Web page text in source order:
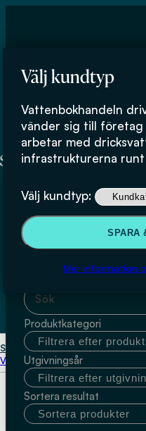
Välj kundtyp
Vattenbokhandeln
vänder sig till företag
arbetar med
infrastrukturerna
Välj kundtyp:
SPARA
Mer information
Start Kommunalt slam
Välj kundtyp
Kommunalt
Sök & filtrera
Sök med fritext
Produktkategori
Utgivningsår
Sortera resultat